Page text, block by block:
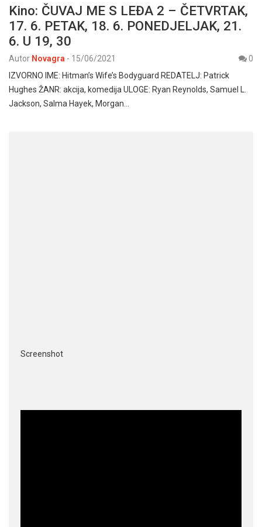
Kino: ČUVAJ ME S LEĐA 2 – ČETVRTAK,
17. 6. PETAK, 18. 6. PONEDJELJAK, 21.
6. U 19, 30
Autor Novagra - 15/06/2021
0
IZVORNO IME: Hitman’s Wife’s Bodyguard REDATELJ: Patrick
Hughes ŽANR: akcija, komedija ULOGE: Ryan Reynolds, Samuel L.
Jackson, Salma Hayek, Morgan…
Screenshot